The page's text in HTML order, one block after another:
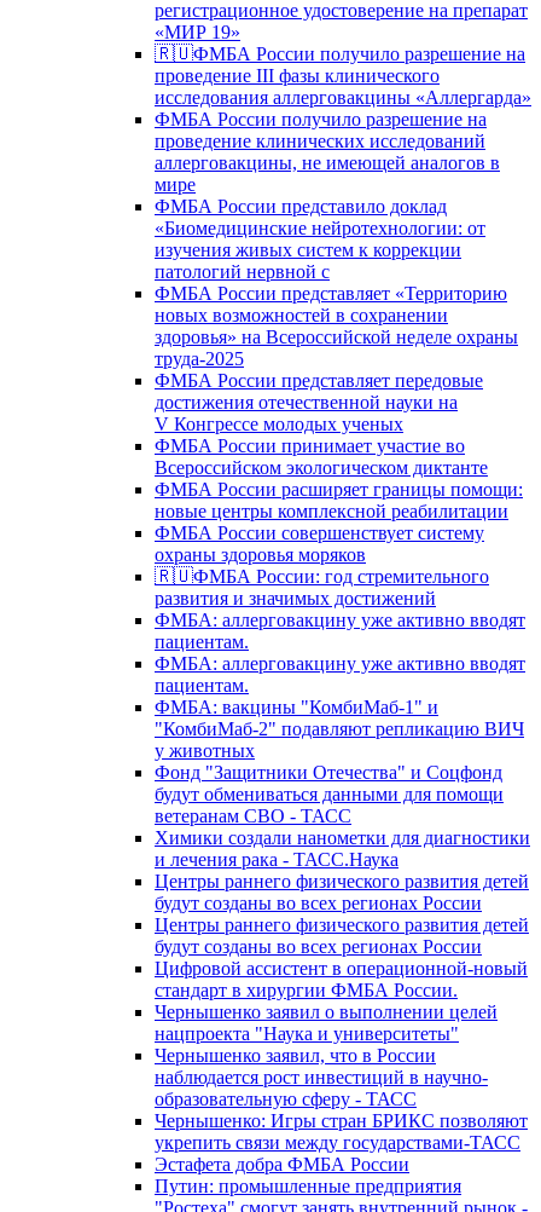
регистрационное удостоверение на препарат
«МИР 19»
🇷🇺ФМБА России получило разрешение на
проведение III фазы клинического
исследования аллерговакцины «Аллергарда»
ФМБА России получило разрешение на
проведение клинических исследований
аллерговакцины, не имеющей аналогов в
мире
ФМБА России представило доклад
«Биомедицинские нейротехнологии: от
изучения живых систем к коррекции
патологий нервной с
ФМБА России представляет «Территорию
новых возможностей в сохранении
здоровья» на Всероссийской неделе охраны
труда-2025
ФМБА России представляет передовые
достижения отечественной науки на
V Конгрессе молодых ученых
ФМБА России принимает участие во
Всероссийском экологическом диктанте
ФМБА России расширяет границы помощи:
новые центры комплексной реабилитации
ФМБА России совершенствует систему
охраны здоровья моряков
🇷🇺ФМБА России: год стремительного
развития и значимых достижений
ФМБА: аллерговакцину уже активно вводят
пациентам.
ФМБА: аллерговакцину уже активно вводят
пациентам.
ФМБА: вакцины "КомбиМаб-1" и
"КомбиМаб-2" подавляют репликацию ВИЧ
у животных
Фонд "Защитники Отечества" и Соцфонд
будут обмениваться данными для помощи
ветеранам СВО - ТАСС
Химики создали нанометки для диагностики
и лечения рака - ТАСС.Наука
Центры раннего физического развития детей
будут созданы во всех регионах России
Центры раннего физического развития детей
будут созданы во всех регионах России
Цифровой ассистент в операционной-новый
стандарт в хирургии ФМБА России.
Чернышенко заявил о выполнении целей
нацпроекта "Наука и университеты"
Чернышенко заявил, что в России
наблюдается рост инвестиций в научно-
образовательную сферу - ТАСС
Чернышенко: Игры стран БРИКС позволяют
укрепить связи между государствами-ТАСС
Эстафета добра ФМБА России
Путин: промышленные предприятия
"Ростеха" смогут занять внутренний рынок -